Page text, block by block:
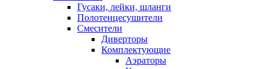
Гусаки, лейки, шланги
Полотенцесушители
Смесители
Диверторы
Комплектующие
Аэраторы